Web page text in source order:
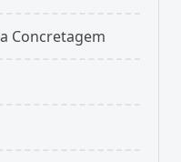
Concretagem